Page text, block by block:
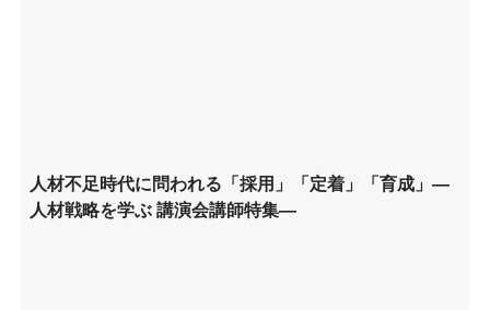
人材不足時代に問われる「採用」「定着」「育成」―
人材戦略を学ぶ 講演会講師特集―